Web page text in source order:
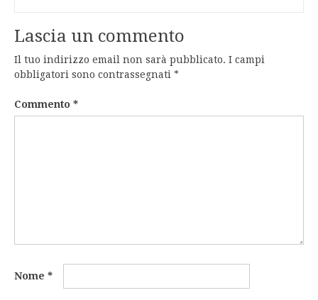
Lascia un commento
Il tuo indirizzo email non sarà pubblicato. I campi
obbligatori sono contrassegnati *
Commento *
Nome *